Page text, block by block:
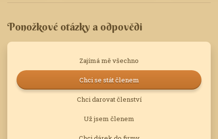
Ponožkové otázky a odpovědi
Zajímá mě všechno
Chci se stát členem
Chci darovat členství
Už jsem členem